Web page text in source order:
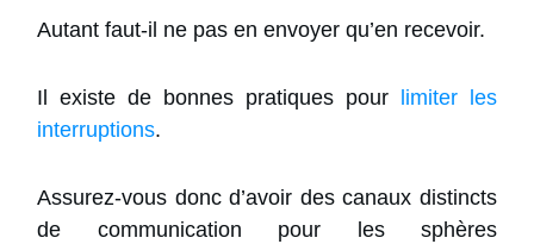
Autant faut-il ne pas en envoyer qu’en recevoir.
Il existe de bonnes pratiques pour
limiter les
interruptions.
Assurez-vous donc d’avoir des canaux distincts
de communication pour les sphères